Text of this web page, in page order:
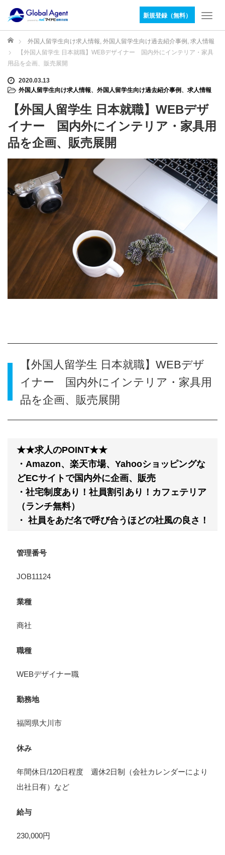
新規登録（無料）
T
g
g
a
g
a
o
n
ホーム 外国人留学生向け求人情報, 外国人留学生向け過去紹介事例 , 求人情報
【外国人留学生 日本就職】WEBデザイナー 国内外にインテリア・家具
用品を企画、販売展開
2020.03.13
外国人留学生向け求人情報、 外国人留学生向け過去紹介事例 、 求人情報
【外国人留学生 日本就職】WEBデザ
イナー 国内外にインテリア・家具用
品を企画、販売展開
【外国人留学生 日本就職】WEBデザ
イナー 国内外にインテリア・家具用
品を企画、販売展開
★★求人のPOINT★★
・Amazon、楽天市場、Yahooショッピングな
どECサイトで国内外に企画、販売
・社宅制度あり！社員割引あり！カフェテリア
（ランチ無料）
・ 社員をあだ名で呼び合うほどの社風の良さ！
管理番号
JOB11124
業種
商社
職種
WEBデザイナー職
勤務地
福岡県大川市
休み
年間休日/120日程度 週休2日制（会社カレンダーにより
出社日有）など
給与
230,000円